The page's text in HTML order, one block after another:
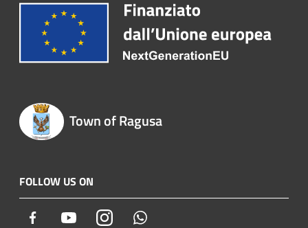
Town of Ragusa
FOLLOW US ON
Facebook YoutubeInstagram